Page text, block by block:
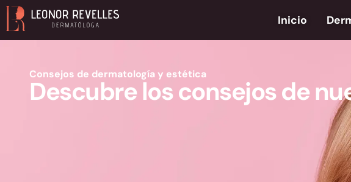
Inicio
Consejos de dermatología y estética
Descubre los consejos de